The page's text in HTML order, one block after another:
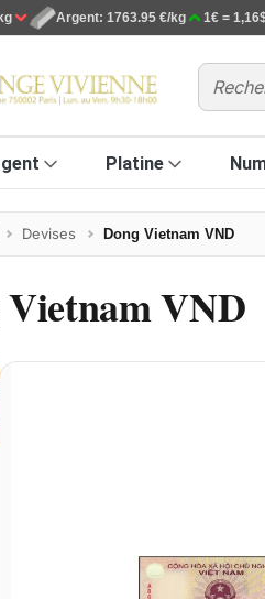
Argent: 1763.95 €/kg 1€ =
Platine
Devises Dong Vietnam VND
Vietnam VND